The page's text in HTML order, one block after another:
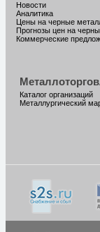
Новости
Аналитика
Цены на черные
Прогнозы цен на
Коммерческие
Каталог организаций
Металлургический